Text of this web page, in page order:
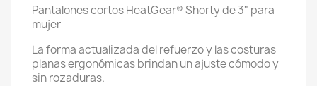
Pantalones cortos HeatGear® Shorty de 3" para
mujer
La forma actualizada del refuerzo y las costuras
planas ergonómicas brindan un ajuste cómodo y
sin rozaduras.